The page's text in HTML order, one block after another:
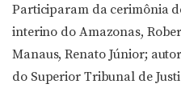
Participaram da cerimônia
interino do Amazonas,
Manaus, Renato Júnior;
do Superior Tribunal de